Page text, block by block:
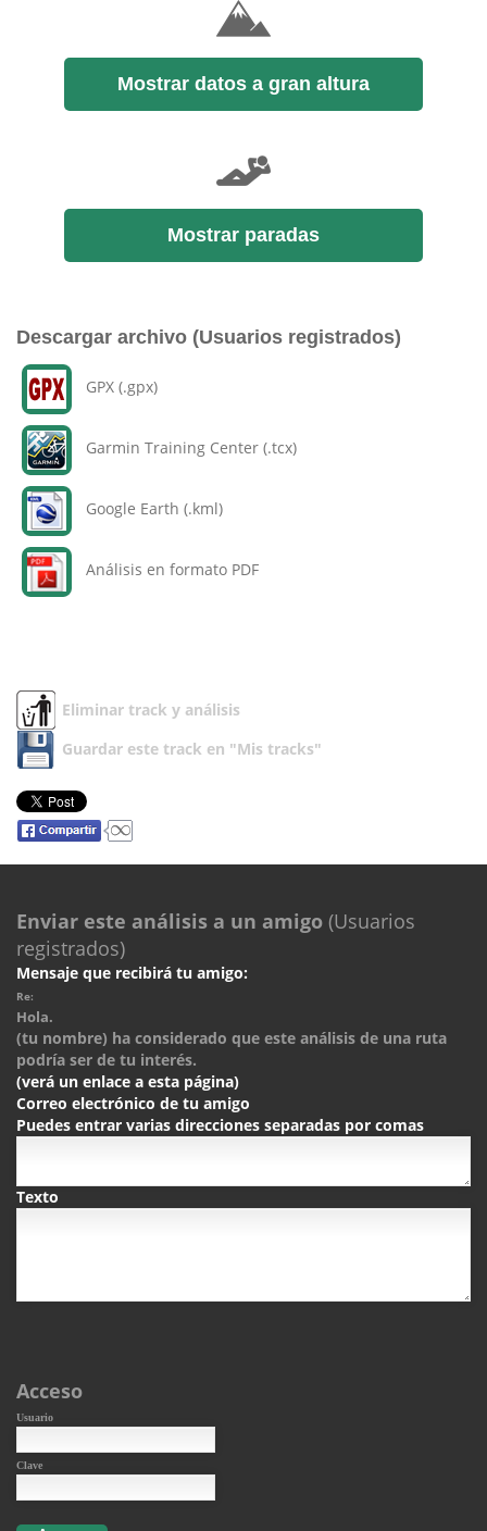
Mostrar datos a gran altura
Mostrar paradas
Descargar archivo (Usuarios registrados)
GPX (.gpx)
Garmin Training Center (.tcx)
Google Earth (.kml)
Análisis en formato PDF
Eliminar track y análisis
Guardar este track en "Mis tracks"
Enviar este análisis a un amigo (Usuarios
registrados)
Mensaje que recibirá tu amigo:
Re:
Hola.
(tu nombre) ha considerado que este análisis de una ruta
podría ser de tu interés.
(verá un enlace a esta página)
Correo electrónico de tu amigo
Puedes entrar varias direcciones separadas por comas
Texto
Acceso
Usuario
Clave